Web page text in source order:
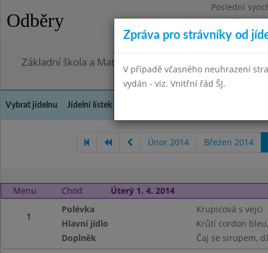
Odběry
Poslední
Pondělí
Omezení
Základní škola a Mateřská škola, Praha 4, Ohradní 49
Vybrat jídelnu Jídelní lístek
Únor 2014 Březen 2014
Menu Chod Úterý 1. 4. 2014
1
Polévka
Krupicová s vejci
Hlavní jídlo
Krůtí cordon
Doplněk
Čaj se sirupem,
Zpráva pro strávníky od
V případě včasného neuhrazení
vydán - viz. Vnitřní řád ŠJ.